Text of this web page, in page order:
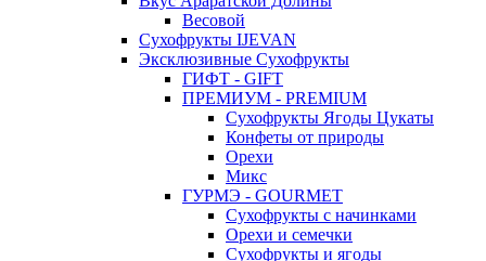
Весовой
Сухофрукты IJEVAN
Эксклюзивные Сухофрукты
ГИФТ - GIFT
ПРЕМИУМ - PREMIUM
Сухофрукты Ягоды Цукаты
Конфеты от природы
Орехи
Микс
ГУРМЭ - GOURMET
Сухофрукты с начинками
Орехи и семечки
Сухофрукты и ягоды